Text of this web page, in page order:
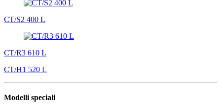
CT/S2 400 L
CT/R3 610 L
CT/H1 520 L
Modelli speciali